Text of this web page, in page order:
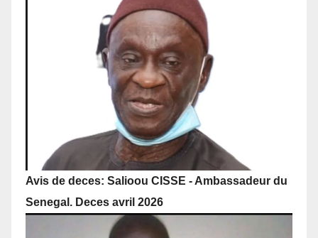
Avis de deces: Salioou CISSE - Ambassadeur du
Senegal. Deces avril 2026